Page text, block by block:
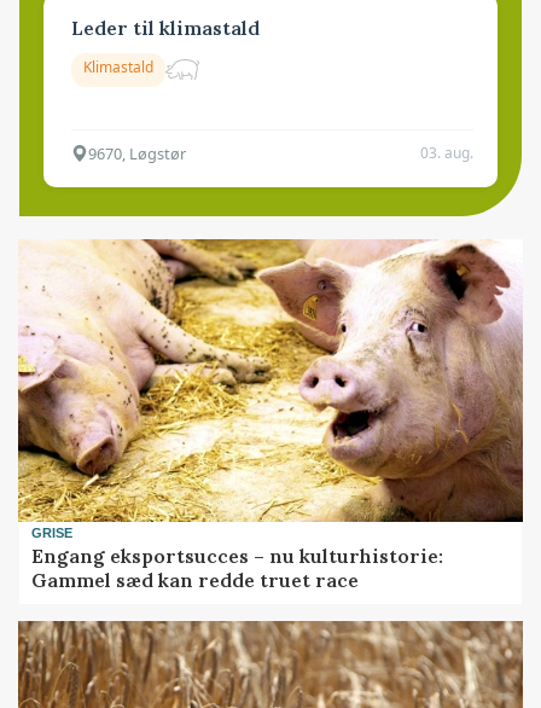
Leder til klimastald
Klimastald
9670, Løgstør 03. aug.
GRISE
Engang eksportsucces – nu kulturhistorie:
Gammel sæd kan redde truet race